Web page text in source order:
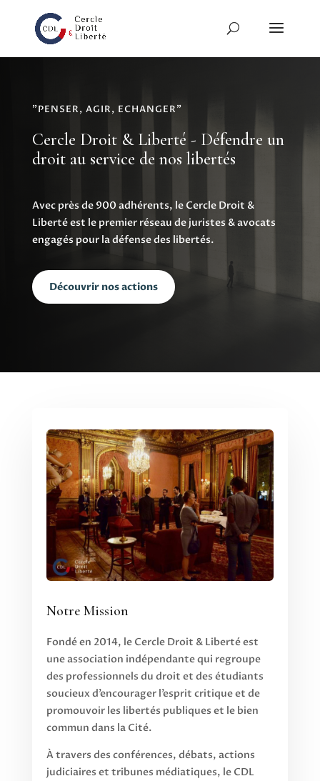
"PENSER, AGIR, ECHANGER"
Cercle Droit & Liberté - Défendre un
droit au service de nos libertés
Avec près de 900 adhérents, le Cercle Droit &
Liberté est le premier réseau de juristes & avocats
engagés pour la défense des libertés.
Découvrir nos actions
Notre Mission
Fondé en 2014, le Cercle Droit & Liberté est
une association indépendante qui regroupe
des professionnels du droit et des étudiants
soucieux d’encourager l’esprit critique et de
promouvoir les libertés publiques et le bien
commun dans la Cité.
À travers des conférences, débats, actions
judiciaires et tribunes médiatiques, le CDL